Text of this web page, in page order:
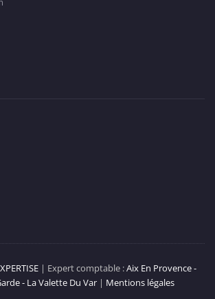
| Expert comptable :Aix En Provence -
- La Valette Du Var | Mentions légales